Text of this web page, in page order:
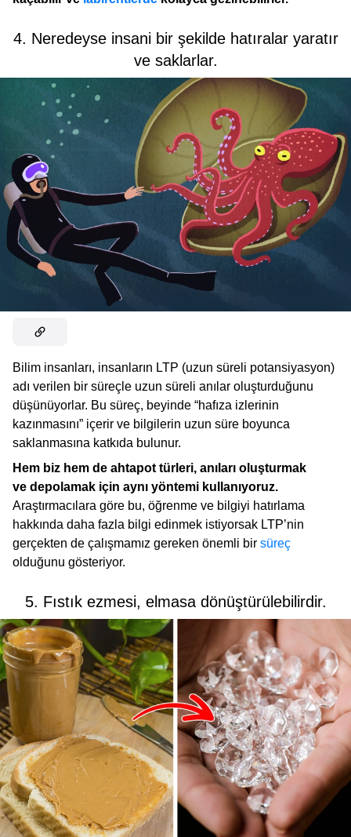
4. Neredeyse insani bir şekilde hatıralar yaratır
ve saklarlar.
Bilim insanları, insanların LTP (uzun süreli potansiyasyon)
adı verilen bir süreçle uzun süreli anılar oluşturduğunu
düşünüyorlar. Bu süreç, beyinde “hafıza izlerinin
kazınmasını” içerir ve bilgilerin uzun süre boyunca
saklanmasına katkıda bulunur.
Hem biz hem de ahtapot türleri, anıları oluşturmak
ve depolamak için aynı yöntemi kullanıyoruz.
Araştırmacılara göre bu, öğrenme ve bilgiyi hatırlama
hakkında daha fazla bilgi edinmek istiyorsak LTP’nin
gerçekten de çalışmamız gereken önemli bir süreç
olduğunu gösteriyor.
5. Fıstık ezmesi, elmasa dönüştürülebilirdir.